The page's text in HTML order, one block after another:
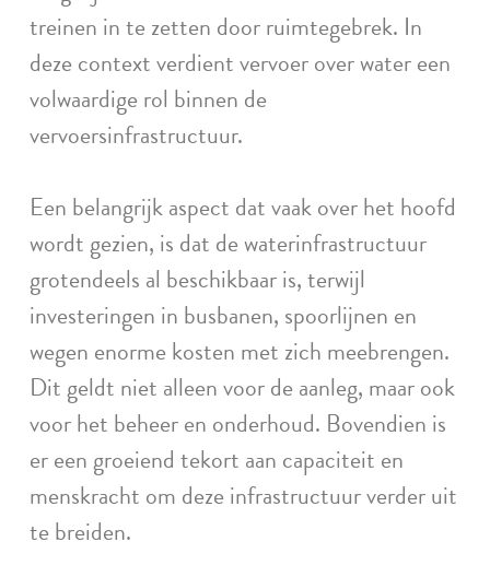
treinen in te zetten door ruimtegebrek. In
deze context verdient vervoer over water een
volwaardige rol binnen de
vervoersinfrastructuur.
Een belangrijk aspect dat vaak over het hoofd
wordt gezien, is dat de waterinfrastructuur
grotendeels al beschikbaar is, terwijl
investeringen in busbanen, spoorlijnen en
wegen enorme kosten met zich meebrengen.
Dit geldt niet alleen voor de aanleg, maar ook
voor het beheer en onderhoud. Bovendien is
er een groeiend tekort aan capaciteit en
menskracht om deze infrastructuur verder uit
te breiden.